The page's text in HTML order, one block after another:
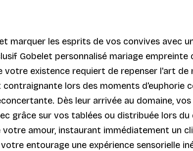
marquer les esprits de vos convives avec
Gobelet personnalisé mariage
existence requiert de repenser l'art de
lors des moments d'euphorie
Dès leur arrivée au domaine,
grâce sur vos tablées ou distribuée lors du
amour, instaurant immédiatement un
entourage une expérience sensorielle